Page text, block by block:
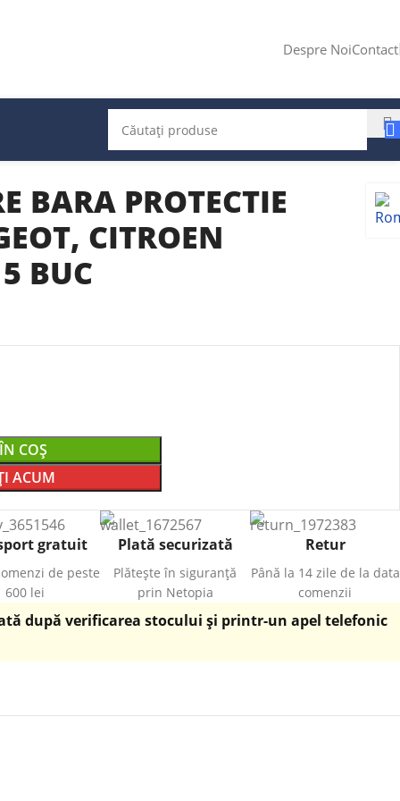
Despre NoiContact
BARA PROTECTIE
CITROEN
BUC
COȘ
ACUM
gratuit
de peste
600 lei
Plată securizată
Plătește în siguranță
prin Netopia
Retur
Până la 14 zile de la data
comenzii
după verificarea stocului și printr-un apel telefonic